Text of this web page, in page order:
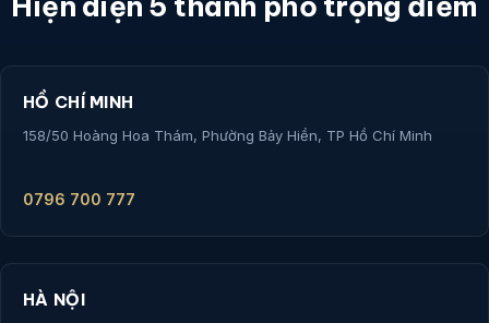
HỒ CHÍ MINH
158/50 Hoàng Hoa Thám, Phường Bảy Hiền, TP Hồ Chí Minh
0796 700 777
HÀ NỘI